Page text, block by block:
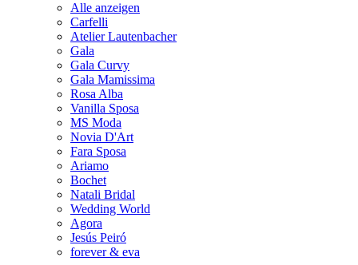
Alle anzeigen
Carfelli
Atelier Lautenbacher
Gala
Gala Curvy
Gala Mamissima
Rosa Alba
Vanilla Sposa
MS Moda
Novia D'Art
Fara Sposa
Ariamo
Bochet
Natali Bridal
Wedding World
Agora
Jesús Peiró
forever & eva